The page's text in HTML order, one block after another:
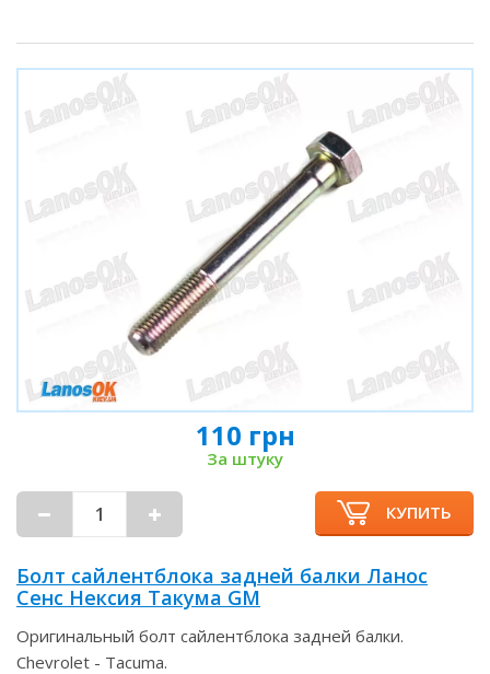
110 грн
За штуку
КУПИТЬ
Болт сайлентблока задней балки Ланос
Сенс Нексия Такума GM
Оригинальный болт сайлентблока задней балки.
Chevrolet - Tacuma.